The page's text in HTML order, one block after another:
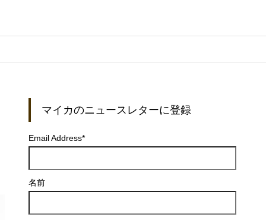
マイカのニュースレターに登録
Email Address*
名前